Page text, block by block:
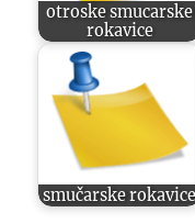
otroske smucarske
rokavice
smučarske rokavice